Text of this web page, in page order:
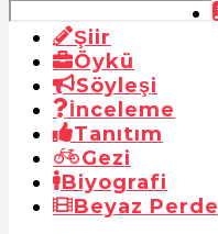
Şiir
Öykü
Söyleşi
İnceleme
Tanıtım
Gezi
Biyografi
Beyaz Perde